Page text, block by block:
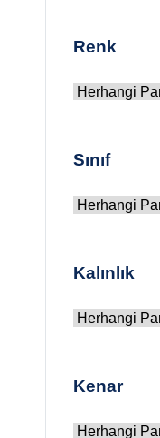
Renk
Sınıf
Kalınlık
Kenar